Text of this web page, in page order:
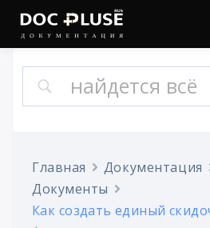
Doc
Главная Документация
Документы
Как создать единый